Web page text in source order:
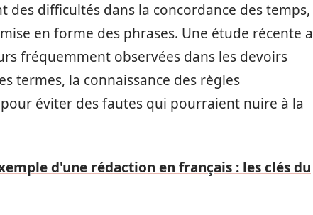
des difficultés dans la concordance des temps,
en forme des phrases. Une étude récente a
fréquemment observées dans les devoirs
termes, la connaissance des règles
éviter des fautes qui pourraient nuire à la
d'une rédaction en français : les clés du